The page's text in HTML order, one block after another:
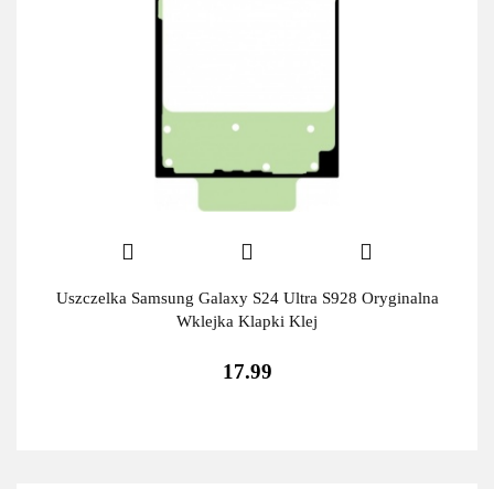
Uszczelka Samsung Galaxy S24 Ultra S928 Oryginalna
Wklejka Klapki Klej
17.99